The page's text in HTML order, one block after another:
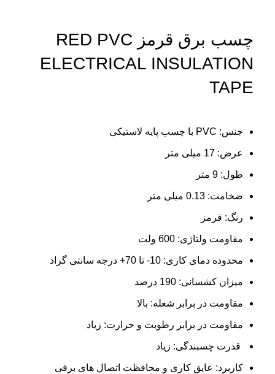
چسب برق قرمز RED PVC
ELECTRICAL INSULATION
TAPE
جنس: PVC با چسب پایه لاستیکی
عرض: 17 میلی متر
طول: 9 متر
ضخامت: 0.13 میلی متر
رنگ: قرمز
مقاومت ولتاژی: 600 ولت
محدوده دمای کاری: 10- تا 70+ درجه سانتی‌ گراد
میزان کشسانی: 190 درصد
مقاومت در برابر شعله: بالا
مقاومت در برابر رطوبت و حرارت: زیاد
قدرت چسبندگی: زیاد
کاربرد: عایق کاری و محافظت اتصال‌ های برقی